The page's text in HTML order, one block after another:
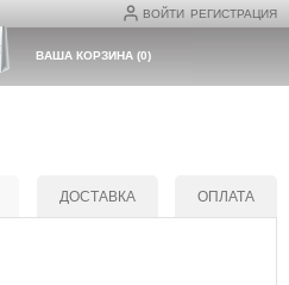
ВОЙТИ РЕГИСТРАЦИЯ
ВАША КОРЗИНА(0)
ДОСТАВКА ОПЛАТА